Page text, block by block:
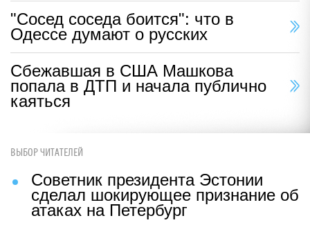
"Сосед соседа боится": что в
Одессе думают о русских
Сбежавшая в США Машкова
попала в ДТП и начала публично
каяться
ВЫБОР ЧИТАТЕЛЕЙ
Советник президента Эстонии
сделал шокирующее признание об
атаках на Петербург